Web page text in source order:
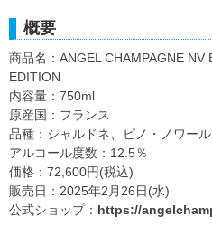
概要
商品名：ANGEL CHAMPAGNE
EDITION
内容量：750ml
原産国：フランス
品種：シャルドネ、ピノ・ノワー
アルコール度数：12.5％
価格：72,600円(税込)
販売日：2025年2月26日(水)
公式ショップ： https://